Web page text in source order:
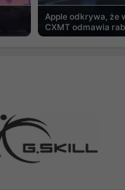
Apple odkrywa, że
CXMT odmawia